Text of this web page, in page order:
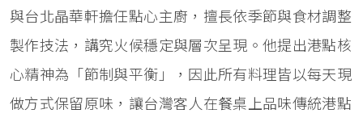
與台北晶華軒擔任點心主廚，擅長依季節與食材調整
製作技法，講究火候穩定與層次呈現。他提出港點核
心精神為「節制與平衡」，因此所有料理皆以每天現
做方式保留原味，讓台灣客人在餐桌上品味傳統港點